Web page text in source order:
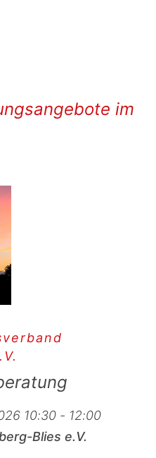
im
10:30 - 12:00
Blies e.V.